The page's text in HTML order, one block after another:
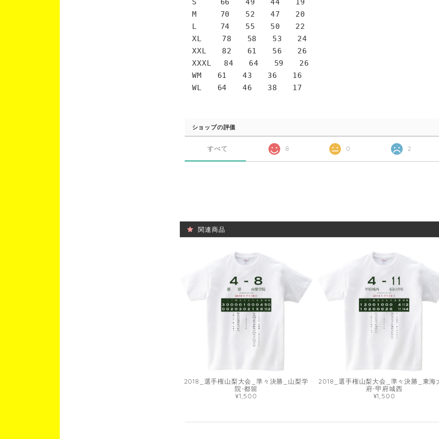
M 70 52 47 20
L 74 55 50 22
XL 78 58 53 24
XXL 82 61 56 26
XXXL 84 64 59 26
WM 61 43 36 16
WL 64 46 38 17
ショップの評価
すべて 8 0 2
関連商品
2018_選手権山梨大会_準々決勝_山梨学
院-都留
¥1,500
2018_選手権山梨大会_準々決勝_東海
府-甲府城西
¥1,500